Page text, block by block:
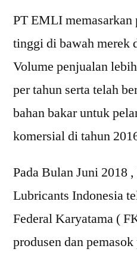
PT EMLI memasarkan
tinggi di bawah merek
Volume penjualan
per tahun serta telah
bahan bakar untuk
komersial di tahun
Pada Bulan Juni 2018
Lubricants Indonesia
Federal Karyatama (
produsen dan